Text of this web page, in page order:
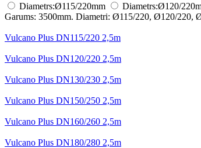
Diametrs:Ø115/220mm Diametrs:Ø120/220
Garums: 3500mm. Diametri: Ø115/220, Ø120/
Vulcano Plus DN115/220 2,5m
Vulcano Plus DN120/220 2,5m
Vulcano Plus DN130/230 2,5m
Vulcano Plus DN150/250 2,5m
Vulcano Plus DN160/260 2,5m
Vulcano Plus DN180/280 2,5m